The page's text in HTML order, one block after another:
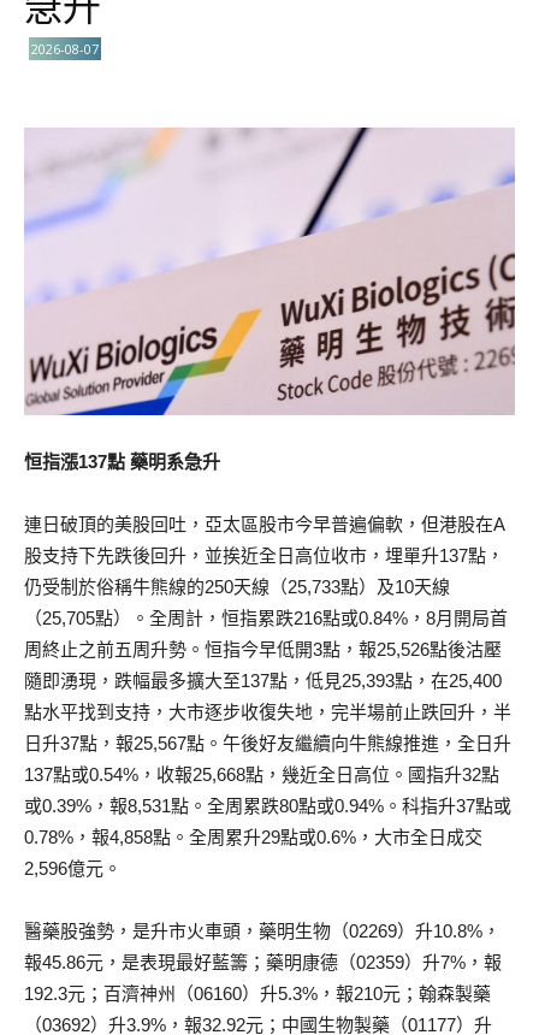
2026-08-07
恒指漲137點 藥明系急升
連日破頂的美股回吐，亞太區股市今早普遍偏軟，但港股在A
股支持下先跌後回升，並挨近全日高位收市，埋單升137點，
仍受制於俗稱牛熊線的250天線（25,733點）及10天線
（25,705點）。全周計，恒指累跌216點或0.84%，8月開局首
周終止之前五周升勢。恒指今早低開3點，報25,526點後沽壓
隨即湧現，跌幅最多擴大至137點，低見25,393點，在25,400
點水平找到支持，大市逐步收復失地，完半場前止跌回升，半
日升37點，報25,567點。午後好友繼續向牛熊線推進，全日升
137點或0.54%，收報25,668點，幾近全日高位。國指升32點
或0.39%，報8,531點。全周累跌80點或0.94%。科指升37點或
0.78%，報4,858點。全周累升29點或0.6%，大市全日成交
2,596億元。
醫藥股強勢，是升市火車頭，藥明生物（02269）升10.8%，
報45.86元，是表現最好藍籌；藥明康德（02359）升7%，報
192.3元；百濟神州（06160）升5.3%，報210元；翰森製藥
（03692）升3.9%，報32.92元；中國生物製藥（01177）升